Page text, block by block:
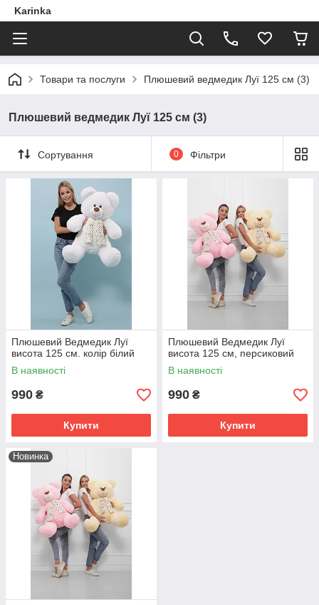
Karinka
Товари та послуги Плюшевий ведмедик Луї 125 см (3)
Плюшевий ведмедик Луї 125 см (3)
Сортування 0 Фільтри
Плюшевий Ведмедик Луї
висота 125 см. колір білий
В наявності
990 ₴
Купити
Плюшевий Ведмедик Луї
висота 125 см, персиковий
В наявності
990 ₴
Купити
Новинка